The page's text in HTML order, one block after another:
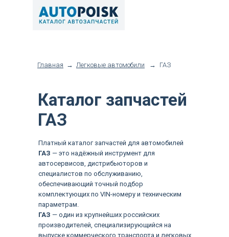
Главная Легковые автомобили
→ → ГАЗ
Платный каталог запчастей для автомобилей
ГАЗ — это надёжный инструмент для
автосервисов, дистрибьюторов и
специалистов по обслуживанию,
обеспечивающий точный подбор
комплектующих по VIN-номеру и техническим
параметрам.
ГАЗ — один из крупнейших российских
производителей, специализирующийся на
выпуске коммерческого транспорта и легковых
Каталог запчастей
ГАЗ